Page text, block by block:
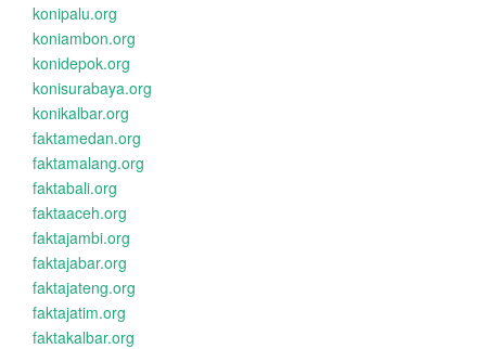
konipalu.org
koniambon.org
konidepok.org
konisurabaya.org
konikalbar.org
faktamedan.org
faktamalang.org
faktabali.org
faktaaceh.org
faktajambi.org
faktajabar.org
faktajateng.org
faktajatim.org
faktakalbar.org